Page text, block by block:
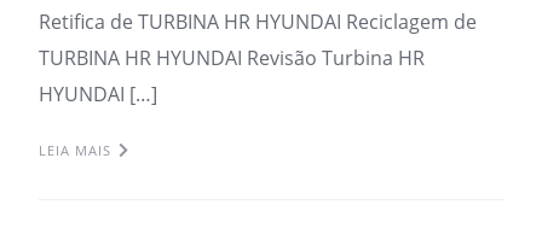
Retifica de TURBINA HR HYUNDAI Reciclagem de
TURBINA HR HYUNDAI Revisão Turbina HR
HYUNDAI […]
LEIA MAIS